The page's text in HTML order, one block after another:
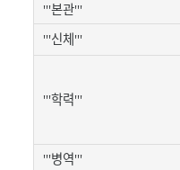
'''본관'''
'''신체'''
'''학력'''
'''병역'''